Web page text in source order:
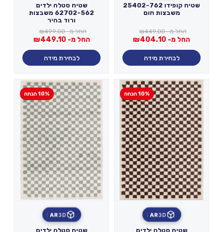
שטיח קופידו 25402-762
משבצות חום
החל מ- ₪449.00
החל מ- ₪404.10
לבחירת מידה
שטיח סטלה ילדים
62702-562 משבצות
ורוד בהיר
החל מ- ₪499.00
החל מ- ₪449.10
לבחירת מידה
10% הנחה
3D
AR
שטיח סטלה ילדים
10% הנחה
3D
AR
שטיח סטלה ילדים